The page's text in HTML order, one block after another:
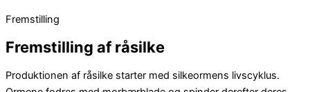
Fremstilling
Fremstilling af råsilke
Produktionen af råsilke starter med silkeormens livscyklus.